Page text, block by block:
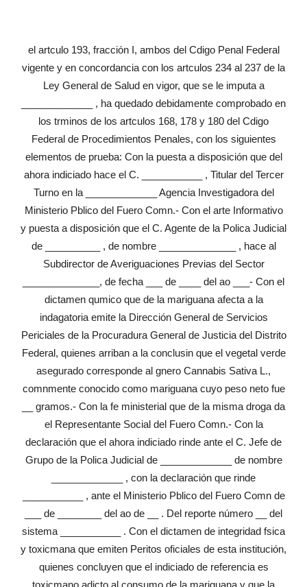
el artculo 193, fracción I, ambos del Cdigo Penal Federal
vigente y en concordancia con los artculos 234 al 237 de la
Ley General de Salud en vigor, que se le imputa a
_____________ , ha quedado debidamente comprobado en
los trminos de los artculos 168, 178 y 180 del Cdigo
Federal de Procedimientos Penales, con los siguientes
elementos de prueba: Con la puesta a disposición que del
ahora indiciado hace el C. ___________ , Titular del Tercer
Turno en la _____________ Agencia Investigadora del
Ministerio Pblico del Fuero Comn.- Con el arte Informativo
y puesta a disposición que el C. Agente de la Polica Judicial
de __________ , de nombre ______________ , hace al
Subdirector de Averiguaciones Previas del Sector
______________, de fecha ___ de ____ del ao ___- Con el
dictamen qumico que de la mariguana afecta a la
indagatoria emite la Dirección General de Servicios
Periciales de la Procuradura General de Justicia del Distrito
Federal, quienes arriban a la conclusin que el vegetal verde
asegurado corresponde al gnero Cannabis Sativa L.,
comnmente conocido como mariguana cuyo peso neto fue
__ gramos.- Con la fe ministerial que de la misma droga da
el Representante Social del Fuero Comn.- Con la
declaración que el ahora indiciado rinde ante el C. Jefe de
Grupo de la Polica Judicial de _____________ de nombre
_____________ , con la declaración que rinde
___________ , ante el Ministerio Pblico del Fuero Comn de
___ de ________ del ao de __ . Del reporte número __ del
sistema ___________ . Con el dictamen de integridad fsica
y toxicmana que emiten Peritos oficiales de esta institución,
quienes concluyen que el indiciado de referencia es
toxicmano adicto al consumo de la mariguana y que la